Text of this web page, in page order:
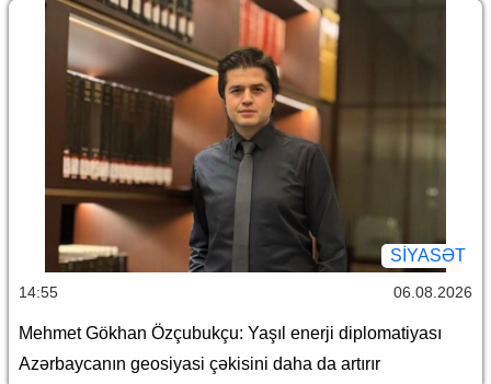
SİYASƏT
14:55 06.08.2026
Mehmet Gökhan Özçubukçu: Yaşıl enerji diplomatiyası
Azərbaycanın geosiyasi çəkisini daha da artırır